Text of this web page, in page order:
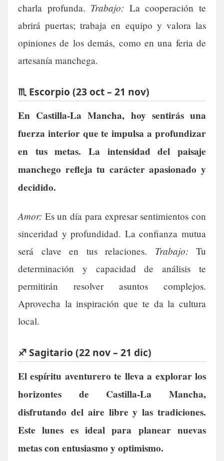
charla profunda. Trabajo: La cooperación te
abrirá puertas; trabaja en equipo y valora las
opiniones de los demás, como en una feria de
artesanía manchega.
♏ Escorpio (23 oct – 21 nov)
En Castilla-La Mancha, hoy sentirás una
fuerza interior que te impulsa a profundizar
en tus metas. La intensidad del paisaje
manchego refleja tu carácter apasionado y
decidido.
Amor: Es un día para expresar sentimientos con
sinceridad y profundidad. La confianza mutua
será clave en tus relaciones. Trabajo: Tu
determinación y capacidad de análisis te
permitirán resolver asuntos complejos.
Aprovecha la inspiración que te da la cultura
local.
♐ Sagitario (22 nov – 21 dic)
El espíritu aventurero te lleva a explorar los
horizontes de Castilla-La Mancha,
disfrutando del aire libre y las tradiciones.
Este lunes es ideal para planear nuevas
metas con entusiasmo y optimismo.